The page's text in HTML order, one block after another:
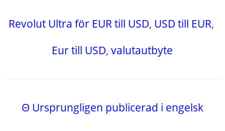
Revolut Ultra för EUR till USD, USD till EUR,
Eur till USD,valutautbyte
Θ Ursprungligen publicerad i engelsk